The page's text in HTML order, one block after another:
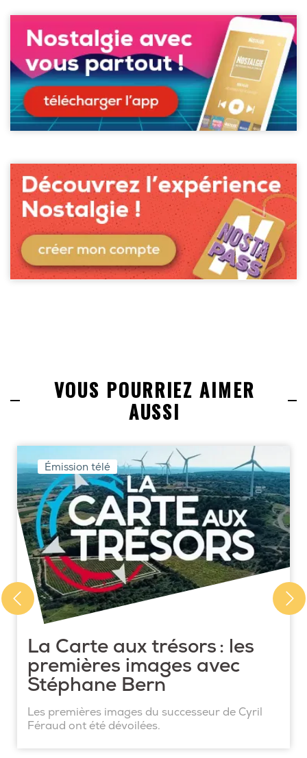
VOUS POURRIEZ AIMER
AUSSI
Émission télé
La Carte aux trésors : les
premières images avec
Stéphane Bern
Les premières images du successeur de Cyril
Féraud ont été dévoilées.